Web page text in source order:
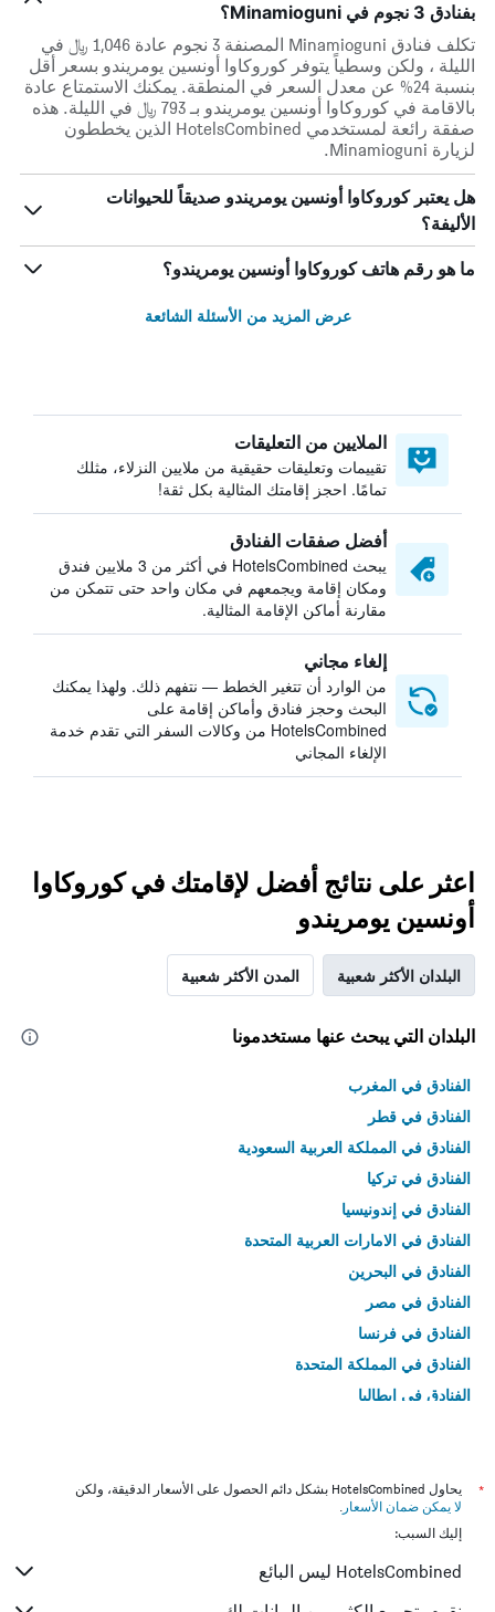
بفنادق 3 نجوم في Minamioguni؟
تكلف فنادق Minamioguni المصنفة 3 نجوم عادة 1,046 ﷼ في
الليلة ، ولكن وسطياً يتوفر كوروكاوا أونسين يومريندو بسعر أقل
بنسبة 24% عن معدل السعر في المنطقة. يمكنك الاستمتاع عادة
بالاقامة في كوروكاوا أونسين يومريندو بـ 793 ﷼ في الليلة. هذه
صفقة رائعة لمستخدمي HotelsCombined الذين يخططون
لزيارة Minamioguni.
هل يعتبر كوروكاوا أونسين يومريندو صديقاً للحيوانات
الأليفة؟
ما هو رقم هاتف كوروكاوا أونسين يومريندو؟
عرض المزيد من الأسئلة الشائعة
الملايين من التعليقات
تقييمات وتعليقات حقيقية من ملايين النزلاء، مثلك
تمامًا. احجز إقامتك المثالية بكل ثقة!
أفضل صفقات الفنادق
يبحث HotelsCombined في أكثر من 3 ملايين فندق
ومكان إقامة ويجمعهم في مكان واحد حتى تتمكن من
مقارنة أماكن الإقامة المثالية.
إلغاء مجاني
من الوارد أن تتغير الخطط — نتفهم ذلك. ولهذا يمكنك
البحث وحجز فنادق وأماكن إقامة على
HotelsCombined من وكالات السفر التي تقدم خدمة
الإلغاء المجاني
اعثر على نتائج أفضل لإقامتك في كوروكاوا
أونسين يومريندو
البلدان الأكثر شعبية المدن الأكثر شعبية
البلدان التي يبحث عنها مستخدمونا
الفنادق في المغرب
الفنادق في قطر
الفنادق في المملكة العربية السعودية
الفنادق في تركيا
الفنادق في إندونيسيا
الفنادق في الامارات العربية المتحدة
الفنادق في البحرين
الفنادق في مصر
الفنادق في فرنسا
الفنادق في المملكة المتحدة
الفنادق في إيطاليا
*
يحاول HotelsCombined بشكل دائم الحصول على الأسعار الدقيقة، ولكن
لا يمكن ضمان الأسعار .
إليك السبب:
HotelsCombined ليس البائع